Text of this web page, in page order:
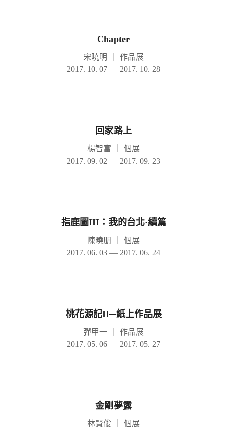
Chapter
宋曉明
作品展
2017. 10. 07 — 2017. 10. 28
回家路上
楊智富
個展
2017. 09. 02 — 2017. 09. 23
指鹿圖III：我的台北·續篇
陳曉朋
個展
2017. 06. 03 — 2017. 06. 24
桃花源記II─紙上作品展
彈甲一
作品展
2017. 05. 06 — 2017. 05. 27
金剛夢露
林賢俊
個展